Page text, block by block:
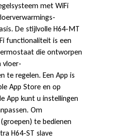
met WiFi
De stijlvolle H64-MT
functionaliteit is een
die ontworpen
vloer-
te regelen. Een App is
App Store en op
App kunt u instellingen
Om
te bedienen
H64-ST slave